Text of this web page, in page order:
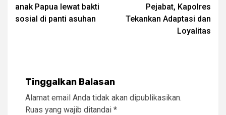
anak Papua lewat bakti
sosial di panti asuhan
Pejabat, Kapolres
Tekankan Adaptasi dan
Loyalitas
Tinggalkan Balasan
Alamat email Anda tidak akan dipublikasikan.
Ruas yang wajib ditandai *